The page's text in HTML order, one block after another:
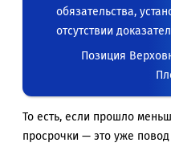
обязательства,
отсутствии
Позиция
То есть, если прошло
просрочки — это уже